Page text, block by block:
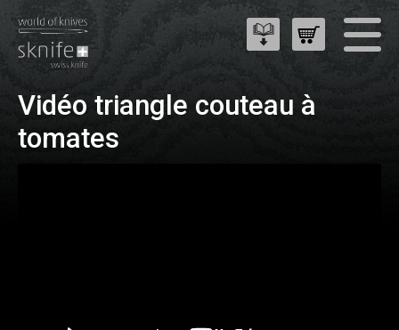
Vidéo triangle couteau à
tomates